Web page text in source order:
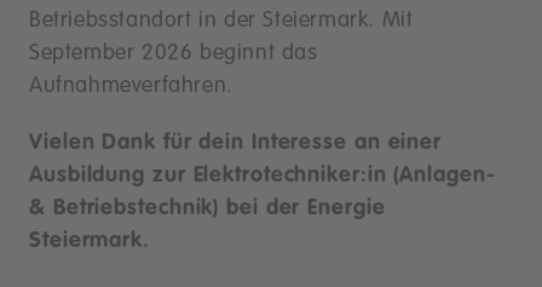
Betriebsstandort in der Steiermark. Mit
September 2026 beginnt das
Aufnahmeverfahren.
Vielen Dank für dein Interesse an einer
Ausbildung zur Elektrotechniker:in (Anlagen-
& Betriebstechnik) bei der Energie
Steiermark.